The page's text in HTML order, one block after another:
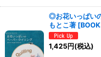
◎お花いっぱい
もとこ著 [
1,425円(税込)